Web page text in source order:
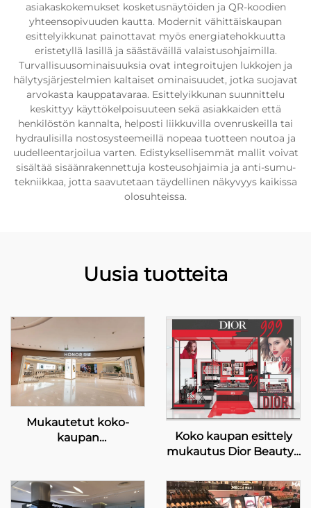
asiakaskokemukset kosketusnäytöiden ja QR-koodien
yhteensopivuuden kautta. Modernit vähittäiskaupan
esittelyikkunat painottavat myös energiatehokkuutta
eristetyllä lasillä ja säästäväillä valaistusohjaimilla.
Turvallisuusominaisuuksia ovat integroitujen lukkojen ja
hälytysjärjestelmien kaltaiset ominaisuudet, jotka suojavat
arvokasta kauppatavaraa. Esittelyikkunan suunnittelu
keskittyy käyttökelpoisuuteen sekä asiakkaiden että
henkilöstön kannalta, helposti liikkuvilla ovenruskeilla tai
hydraulisilla nostosysteemeillä nopeaa tuotteen noutoa ja
uudelleentarjoilua varten. Edistyksellisemmät mallit voivat
sisältää sisäänrakennettuja kosteusohjaimia ja anti-sumu-
tekniikkaa, jotta saavutetaan täydellinen näkyvyys kaikissa
olosuhteissa.
Uusia tuotteita
Mukautetut koko-
kaupan
Koko kaupan esittely
mukautus Dior Beauty -